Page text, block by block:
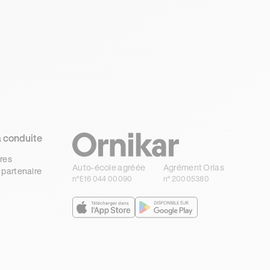
covoiturage ?
conduite
Auto-école agréée
n°E16 044 00090
Agrément Orias
n° 20005380